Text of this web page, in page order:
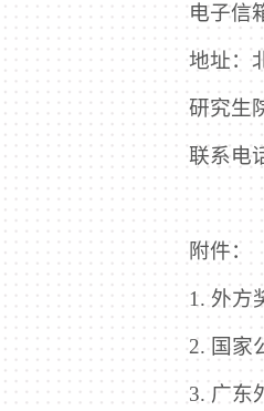
电子信
地址：
研究生
联系电
附件：
1. 外方
2. 国家
3. 广东